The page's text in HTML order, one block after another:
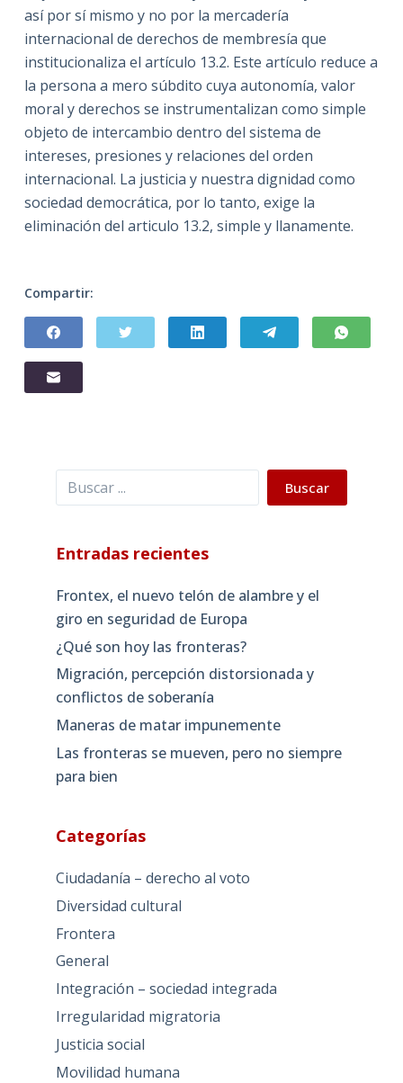
así por sí mismo y no por la mercadería
internacional de derechos de membresía que
institucionaliza el artículo 13.2. Este artículo reduce a
la persona a mero súbdito cuya autonomía, valor
moral y derechos se instrumentalizan como simple
objeto de intercambio dentro del sistema de
intereses, presiones y relaciones del orden
internacional. La justicia y nuestra dignidad como
sociedad democrática, por lo tanto, exige la
eliminación del articulo 13.2, simple y llanamente.
Compartir:
Buscar Buscar
Entradas recientes
Frontex, el nuevo telón de alambre y el
giro en seguridad de Europa
¿Qué son hoy las fronteras?
Migración, percepción distorsionada y
conflictos de soberanía
Maneras de matar impunemente
Las fronteras se mueven, pero no siempre
para bien
Categorías
Ciudadanía – derecho al voto
Diversidad cultural
Frontera
General
Integración – sociedad integrada
Irregularidad migratoria
Justicia social
Movilidad humana